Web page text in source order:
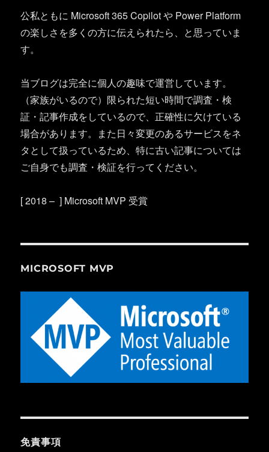
公私ともに Microsoft 365 Copilot や Power Platform
の楽しさを多くの方に伝えられたら、と思っていま
す。
当ブログは完全に個人の趣味で運営しています。
（家族がいるので）限られた短い時間で調査・検
証・記事作成をしているので、正確性に欠けている
場合があります。また日々変更のあるサービスをネ
タとして扱っているため、特に古い記事については
ご自身でも調査・検証を行ってください。
[ 2018 – ] Microsoft MVP 受賞
MICROSOFT MVP
免責事項